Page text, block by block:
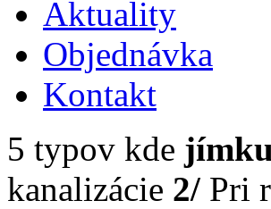
Aktuality
Objednávka
Kontakt
5 typov kde
kanalizácie 2/ Pri